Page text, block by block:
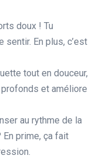
doux ! Tu
En plus, c’est
tout en douceur,
et améliore
au rythme de la
En prime, ça fait